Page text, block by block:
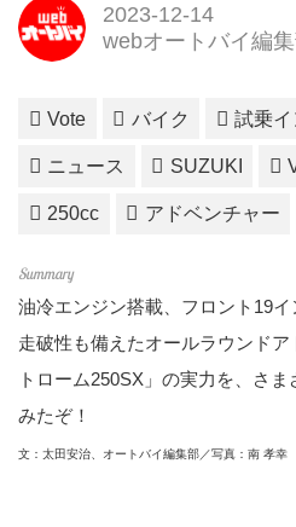
2023-12-14
webオートバイ編
Vote バイク 試乗イ
ニュース SUZUKI
250cc アドベンチャー
油冷エンジン搭載、フロント19
走破性も備えたオールラウンド
トローム250SX」の実力を、さ
みたぞ！
文：太田安治、オートバイ編集部／写真：南 孝幸